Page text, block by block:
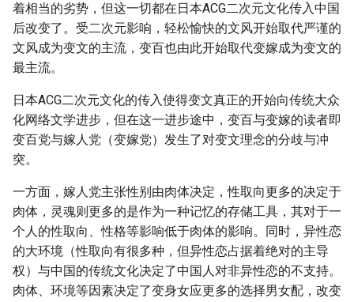
着相当的劣势，但这一切都在日本ACG二次元文化传入中国
后改变了。受二次元影响，轻松愉快的文风开始取代严谨的
文风成为变文的主流，变百也由此开始取代变嫁成为变文的
最主流。
日本ACG二次元文化的传入使得变文真正的开始向传统大众
化网络文学进步，但在这一进步途中，变百与变嫁的读者即
变百党与嫁人党（变嫁党）发生了对变文理念的分歧与冲
突。
一方面，嫁人党主张性别由肉体决定，性取向更多的决定于
肉体，灵魂则更多的是作为一种记忆的存储工具，其对于一
个人的性取向、性格等影响低于肉体的影响。同时，异性恋
的大环境（性取向有很多种，但异性恋占据着绝对的主导
权）与中国的传统文化决定了中国人对非异性恋的不支持。
肉体、环境等因素决定了变身女应更多的选择男女配，改变